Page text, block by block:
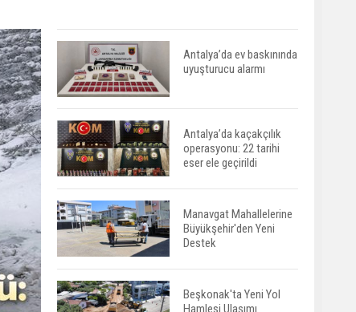
Antalya’da ev baskınında
uyuşturucu alarmı
Antalya’da kaçakçılık
operasyonu: 22 tarihi
eser ele geçirildi
Manavgat Mahallelerine
Büyükşehir'den Yeni
Destek
Beşkonak'ta Yeni Yol
Hamlesi Ulaşımı